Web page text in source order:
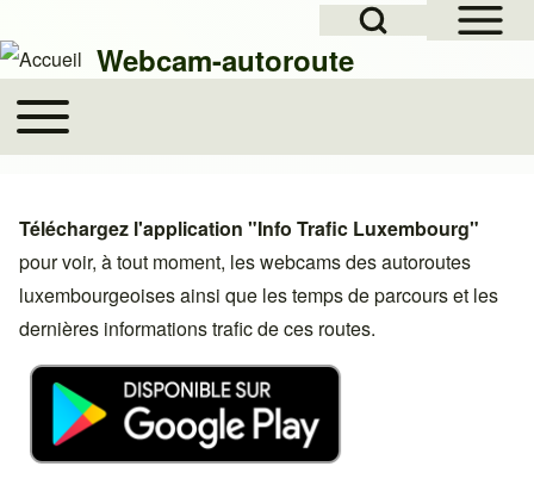
Close search
Rechercher
Webcam-autoroute
Main navigation
Toggle main menu
Téléchargez l'application "Info Trafic Luxembourg"
pour voir, à tout moment, les webcams des autoroutes
luxembourgeoises ainsi que les temps de parcours et les
dernières informations trafic de ces routes.